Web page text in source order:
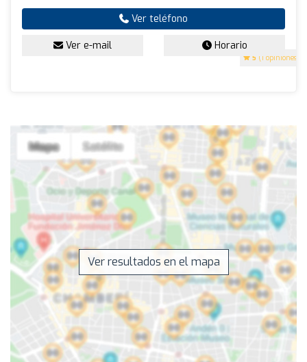
5 (1 opiniones)
Ver teléfono
Ver e-mail Horario
Ver resultados en el mapa